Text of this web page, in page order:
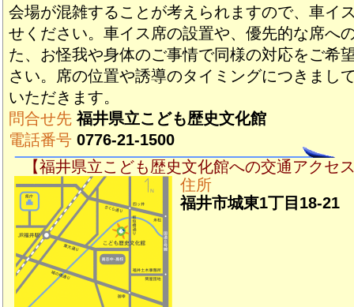
会場が混雑することが考えられますので、車イ
せください。車イス席の設置や、優先的な席へ
た、お怪我や身体のご事情で同様の対応をご希
さい。席の位置や誘導のタイミングにつきまし
いただきます。
問合せ先福井県立こども歴史文化館
電話番号 0776-21-1500
【福井県立こども歴史文化館への交通アクセ
住所
福井市城東1丁目18-21